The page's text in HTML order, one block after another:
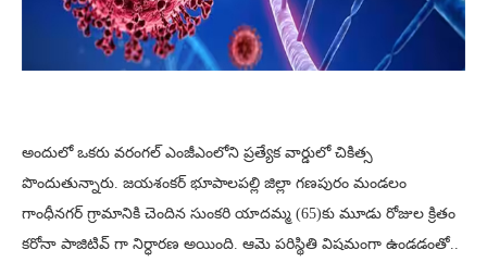
అందులో ఒకరు వరంగల్ ఎంజీఎంలోని ప్రత్యేక వార్డులో చికిత్స
పొందుతున్నారు. జయశంకర్ భూపాలపల్లి జిల్లా గణపురం మండలం
గాంధీనగర్ గ్రామానికి చెందిన సుంకరి యాదమ్మ (65)కు మూడు రోజుల క్రితం
కరోనా పాజిటివ్ గా నిర్ధారణ అయింది. ఆమె పరిస్థితి విషమంగా ఉండడంతో..